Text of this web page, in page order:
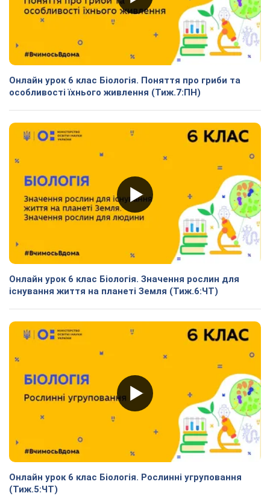
Онлайн урок 6 клас Біологія. Поняття про гриби та
особливості їхнього живлення (Тиж.7:ПН)
Онлайн урок 6 клас Біологія. Значення рослин для
існування життя на планеті Земля (Тиж.6:ЧТ)
Онлайн урок 6 клас Біологія. Рослинні угруповання
(Тиж.5:ЧТ)